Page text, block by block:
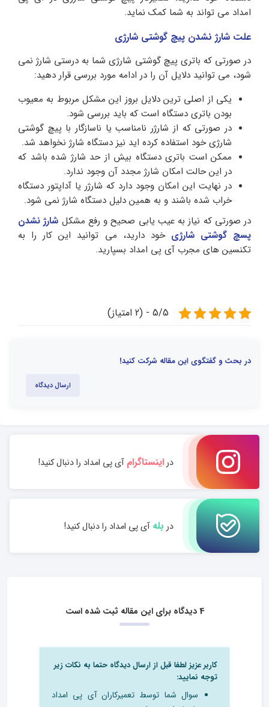
امداد می تواند به شما کمک نماید.
علت شارژ نشدن پیچ گوشتی شارژی
در صورتی که باتری پیچ گوشتی شارژی شما به درستی شارژ نمی
شود، می توانید دلایل آن را در ادامه مورد بررسی قرار دهید:
یکی از اصلی ترین دلایل بروز این مشکل مربوط به معیوب
بودن باتری دستگاه است که باید بررسی شود.
در صورتی که از شارژر نامناسب یا ناسازگار با پیچ گوشتی
شارژی خود استفاده کرده اید نیز دستگاه شارژ نخواهد شد.
ممکن است باتری دستگاه بیش از حد شارژ شده باشد که
در این حالت امکان شارژ مجدد آن وجود ندارد.
در نهایت این امکان وجود دارد که شارژر یا آداپتور دستگاه
خراب شده باشند و به همین دلیل دستگاه شارژ نمی شود.
در صورتی که نیاز به عیب یابی صحیح و رفع مشکل شارژ نشدن
پسچ گوشتی شارژی خود دارید، می توانید این کار را به
تکنسین های مجرب آی پی امداد بسپارید.
5/5 - (2 امتیاز)
در بحث و گفتگوی این مقاله شرکت کنید!
ارسال دیدگاه
دراینستاگرامآی پی امداد را دنبال کنید!
در بلهآی پی امداد را دنبال کنید!
4 دیدگاه برای این مقاله ثبت شده است
کاربر عزیز لطفا قبل از ارسال دیدگاه حتما به نکات زیر
توجه نمایید:
سوال شما توسط تعمیرکاران آی پی امداد